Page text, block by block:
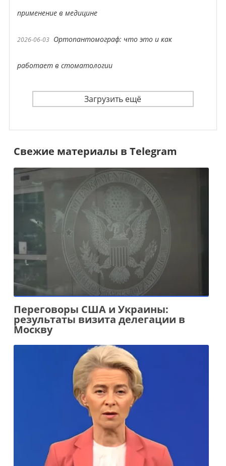
применение в медицине
2026-06-03 Ортопантомограф: что это и как
работает в стоматологии
Загрузить ещё
Свежие материалы в Telegram
Переговоры США и Украины:
результаты визита делегации в
Москву